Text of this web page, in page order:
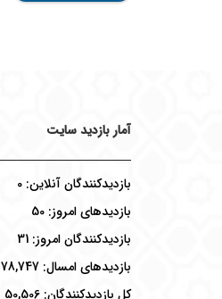
آمار بازدید سایت
بازدیدکنندگان آنلاین: 0
بازدیدهای امروز: 50
بازدیدکنندگان امروز: 31
بازدیدهای امسال: 78,747
کل بازدیدکنند‌گان: 50,506